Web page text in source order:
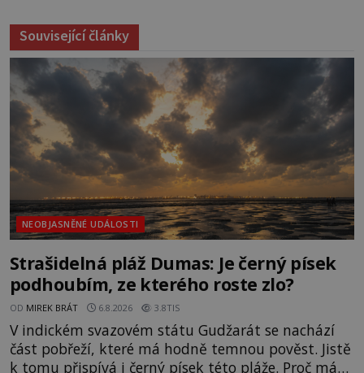
Související články
NEOBJASNĚNÉ UDÁLOSTI
Strašidelná pláž Dumas: Je černý písek
podhoubím, ze kterého roste zlo?
OD MIREK BRÁT 6.8.2026 3.8TIS
V indickém svazovém státu Gudžarát se nachází
část pobřeží, které má hodně temnou pověst. Jistě
k tomu přispívá i černý písek této pláže. Proč má